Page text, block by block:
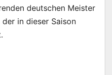
deutschen Meister
in dieser Saison